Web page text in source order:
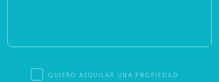
QUIERO ALQUILAR UNA PROPIEDAD